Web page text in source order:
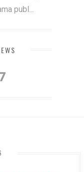
publ...